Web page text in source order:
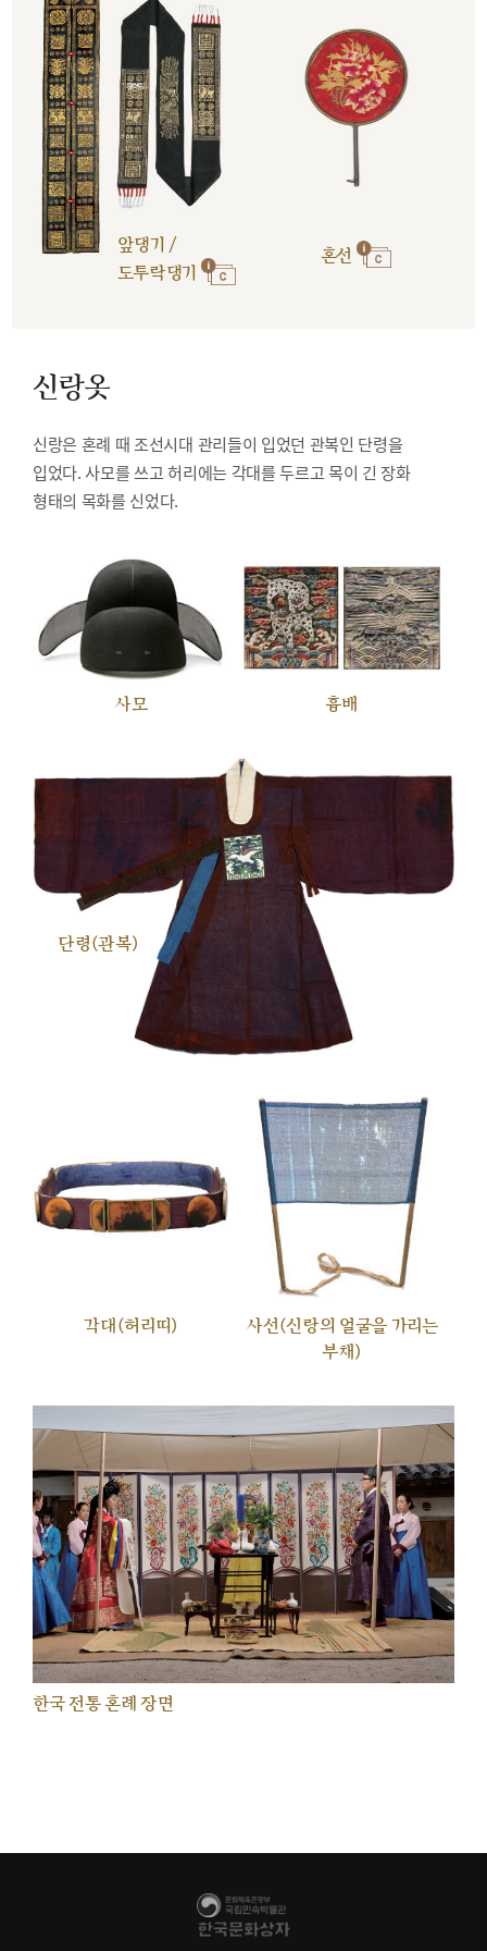
앞댕기 /
도투락댕기
혼선
신랑옷
신랑은 혼례 때 조선시대 관리들이 입었던 관복인 단령을
입었다. 사모를 쓰고 허리에는 각대를 두르고 목이 긴 장화
형태의 목화를 신었다.
사모 흉배
단령(관복)
각대(허리띠)
사선(신랑의 얼굴을 가리는
부채)
한국 전통 혼례 장면